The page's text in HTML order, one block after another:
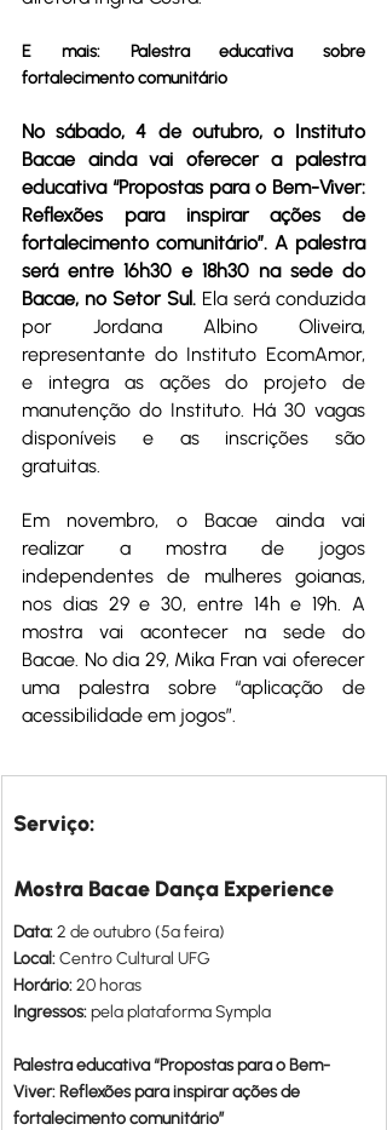
E mais: Palestra educativa sobre
fortalecimento comunitário
No sábado, 4 de outubro, o Instituto
Bacae ainda vai oferecer a palestra
educativa “Propostas para o Bem-Viver:
Reflexões para inspirar ações de
fortalecimento comunitário”. A palestra
será entre 16h30 e 18h30 na sede do
Bacae, no Setor Sul. Ela será conduzida
por Jordana Albino Oliveira,
representante do Instituto EcomAmor,
e integra as ações do projeto de
manutenção do Instituto. Há 30 vagas
disponíveis e as inscrições são
gratuitas.
Em novembro, o Bacae ainda vai
realizar a mostra de jogos
independentes de mulheres goianas,
nos dias 29 e 30, entre 14h e 19h. A
mostra vai acontecer na sede do
Bacae. No dia 29, Mika Fran vai oferecer
uma palestra sobre “aplicação de
acessibilidade em jogos”.
Serviço:
Mostra Bacae Dança Experience
Data: 2 de outubro (5ª feira)
Local: Centro Cultural UFG
Horário: 20 horas
Ingressos: pela plataforma Sympla
Palestra educativa “Propostas para o Bem-
Viver: Reflexões para inspirar ações de
fortalecimento comunitário”